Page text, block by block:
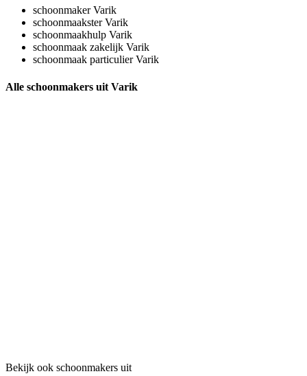
schoonmaker Varik
schoonmaakster Varik
schoonmaakhulp Varik
schoonmaak zakelijk Varik
schoonmaak particulier Varik
Alle schoonmakers uit Varik
Bekijk ook schoonmakers uit